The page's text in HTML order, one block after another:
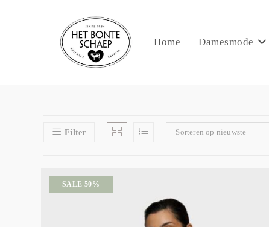
Home Damesmode
Filter Sorteren op nieuwste
SALE 50%